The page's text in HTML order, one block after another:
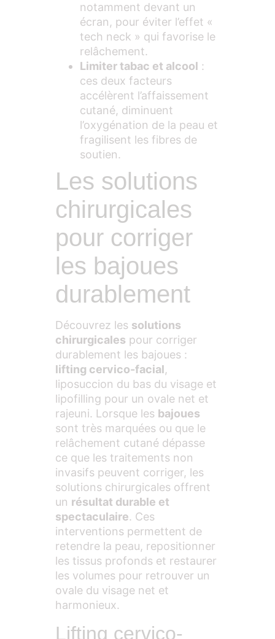
notamment devant un
écran, pour éviter l’effet «
tech neck » qui favorise le
relâchement.
Limiter tabac et alcool :
ces deux facteurs
accélèrent l’affaissement
cutané, diminuent
l’oxygénation de la peau et
fragilisent les fibres de
soutien.
Les solutions
chirurgicales
pour corriger
les bajoues
durablement
Découvrez les solutions
chirurgicales pour corriger
durablement les bajoues :
lifting cervico-facial,
liposuccion du bas du visage et
lipofilling pour un ovale net et
rajeuni. Lorsque les bajoues
sont très marquées ou que le
relâchement cutané dépasse
ce que les traitements non
invasifs peuvent corriger, les
solutions chirurgicales offrent
un résultat durable et
spectaculaire. Ces
interventions permettent de
retendre la peau, repositionner
les tissus profonds et restaurer
les volumes pour retrouver un
ovale du visage net et
harmonieux.
Lifting cervico-